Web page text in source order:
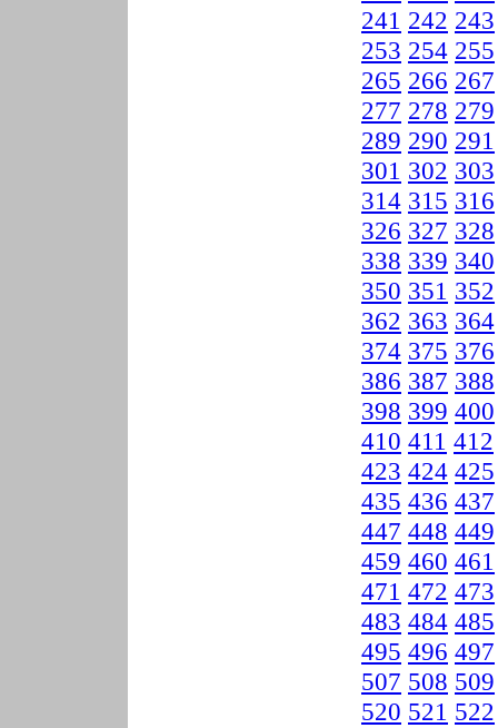
241 242 243
253 254 255
265 266 267
277 278 279
289 290 291
301 302 303
314 315 316
326 327 328
338 339 340
350 351 352
362 363 364
374 375 376
386 387 388
398 399 400
410 411 412
423 424 425
435 436 437
447 448 449
459 460 461
471 472 473
483 484 485
495 496 497
507 508 509
520 521 522